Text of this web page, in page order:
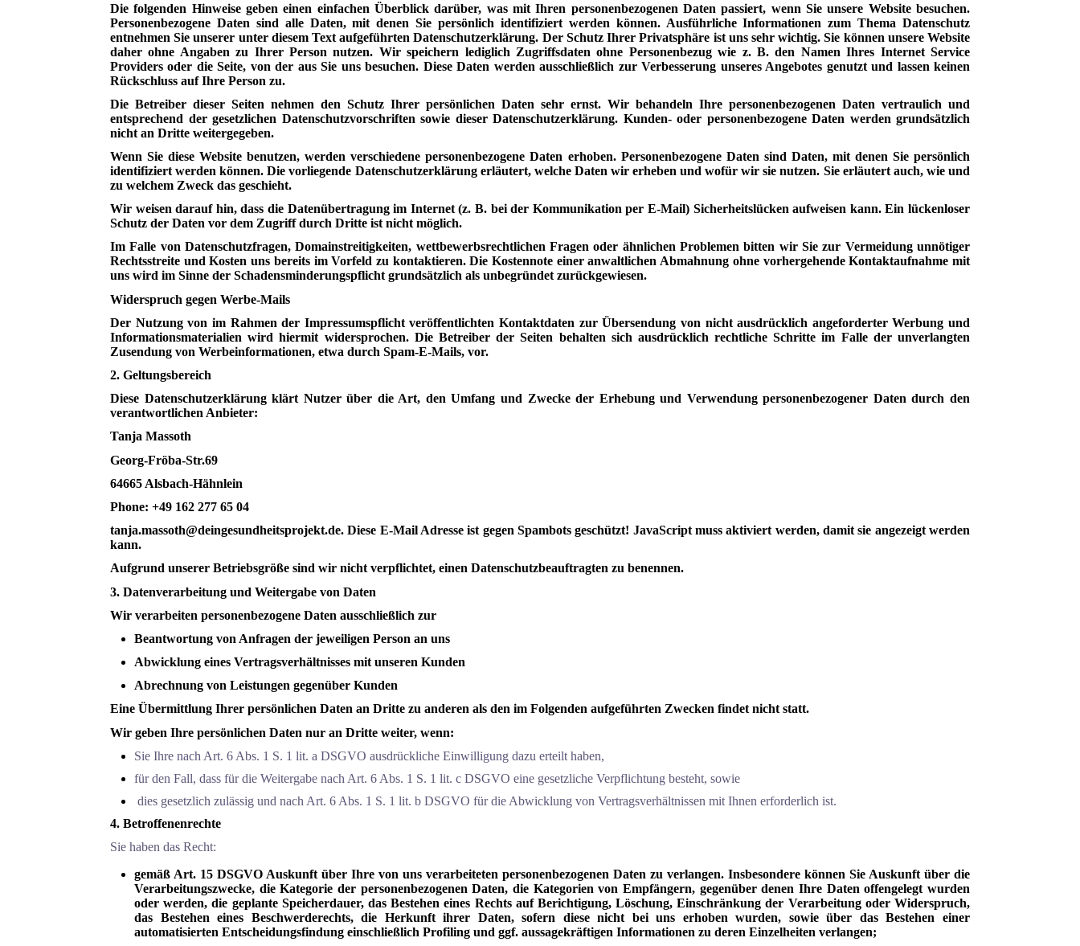
Die folgenden Hinweise geben einen einfachen Überblick darüber, was mit Ihren personenbezogenen Daten passiert, wenn Sie unsere Website besuchen.
Personenbezogene Daten sind alle Daten, mit denen Sie persönlich identifiziert werden können. Ausführliche Informationen zum Thema Datenschutz
entnehmen Sie unserer unter diesem Text aufgeführten Datenschutzerklärung. Der Schutz Ihrer Privatsphäre ist uns sehr wichtig. Sie können unsere Website
daher ohne Angaben zu Ihrer Person nutzen. Wir speichern lediglich Zugriffsdaten ohne Personenbezug wie z. B. den Namen Ihres Internet Service
Providers oder die Seite, von der aus Sie uns besuchen. Diese Daten werden ausschließlich zur Verbesserung unseres Angebotes genutzt und lassen keinen
Rückschluss auf Ihre Person zu.
Die Betreiber dieser Seiten nehmen den Schutz Ihrer persönlichen Daten sehr ernst. Wir behandeln Ihre personenbezogenen Daten vertraulich und
entsprechend der gesetzlichen Datenschutzvorschriften sowie dieser Datenschutzerklärung. Kunden- oder personenbezogene Daten werden grundsätzlich
nicht an Dritte weitergegeben.
Wenn Sie diese Website benutzen, werden verschiedene personenbezogene Daten erhoben. Personenbezogene Daten sind Daten, mit denen Sie persönlich
identifiziert werden können. Die vorliegende Datenschutzerklärung erläutert, welche Daten wir erheben und wofür wir sie nutzen. Sie erläutert auch, wie und
zu welchem Zweck das geschieht.
Wir weisen darauf hin, dass die Datenübertragung im Internet (z. B. bei der Kommunikation per E-Mail) Sicherheitslücken aufweisen kann. Ein lückenloser
Schutz der Daten vor dem Zugriff durch Dritte ist nicht möglich.
Im Falle von Datenschutzfragen, Domainstreitigkeiten, wettbewerbsrechtlichen Fragen oder ähnlichen Problemen bitten wir Sie zur Vermeidung unnötiger
Rechtsstreite und Kosten uns bereits im Vorfeld zu kontaktieren. Die Kostennote einer anwaltlichen Abmahnung ohne vorhergehende Kontaktaufnahme mit
uns wird im Sinne der Schadensminderungspflicht grundsätzlich als unbegründet zurückgewiesen.
Widerspruch gegen Werbe-Mails
Der Nutzung von im Rahmen der Impressumspflicht veröffentlichten Kontaktdaten zur Übersendung von nicht ausdrücklich angeforderter Werbung und
Informationsmaterialien wird hiermit widersprochen. Die Betreiber der Seiten behalten sich ausdrücklich rechtliche Schritte im Falle der unverlangten
Zusendung von Werbeinformationen, etwa durch Spam-E-Mails, vor.
2. Geltungsbereich
Diese Datenschutzerklärung klärt Nutzer über die Art, den Umfang und Zwecke der Erhebung und Verwendung personenbezogener Daten durch den
verantwortlichen Anbieter:
Tanja Massoth
Georg-Fröba-Str.69
64665 Alsbach-Hähnlein
Phone: +49 162 277 65 04
tanja.massoth@deingesundheitsprojekt.de. Diese E-Mail Adresse ist gegen Spambots geschützt! JavaScript muss aktiviert werden, damit sie angezeigt werden
kann.
Aufgrund unserer Betriebsgröße sind wir nicht verpflichtet, einen Datenschutzbeauftragten zu benennen.
3. Datenverarbeitung und Weitergabe von Daten
Wir verarbeiten personenbezogene Daten ausschließlich zur
Beantwortung von Anfragen der jeweiligen Person an uns
Abwicklung eines Vertragsverhältnisses mit unseren Kunden
Abrechnung von Leistungen gegenüber Kunden
Eine Übermittlung Ihrer persönlichen Daten an Dritte zu anderen als den im Folgenden aufgeführten Zwecken findet nicht statt.
Wir geben Ihre persönlichen Daten nur an Dritte weiter, wenn:
Sie Ihre nach Art. 6 Abs. 1 S. 1 lit. a DSGVO ausdrückliche Einwilligung dazu erteilt haben,
für den Fall, dass für die Weitergabe nach Art. 6 Abs. 1 S. 1 lit. c DSGVO eine gesetzliche Verpflichtung besteht, sowie
dies gesetzlich zulässig und nach Art. 6 Abs. 1 S. 1 lit. b DSGVO für die Abwicklung von Vertragsverhältnissen mit Ihnen erforderlich ist.
4. Betroffenenrechte
Sie haben das Recht:
gemäß Art. 15 DSGVO Auskunft über Ihre von uns verarbeiteten personenbezogenen Daten zu verlangen. Insbesondere können Sie Auskunft über die
Verarbeitungszwecke, die Kategorie der personenbezogenen Daten, die Kategorien von Empfängern, gegenüber denen Ihre Daten offengelegt wurden
oder werden, die geplante Speicherdauer, das Bestehen eines Rechts auf Berichtigung, Löschung, Einschränkung der Verarbeitung oder Widerspruch,
das Bestehen eines Beschwerderechts, die Herkunft ihrer Daten, sofern diese nicht bei uns erhoben wurden, sowie über das Bestehen einer
automatisierten Entscheidungsfindung einschließlich Profiling und ggf. aussagekräftigen Informationen zu deren Einzelheiten verlangen;